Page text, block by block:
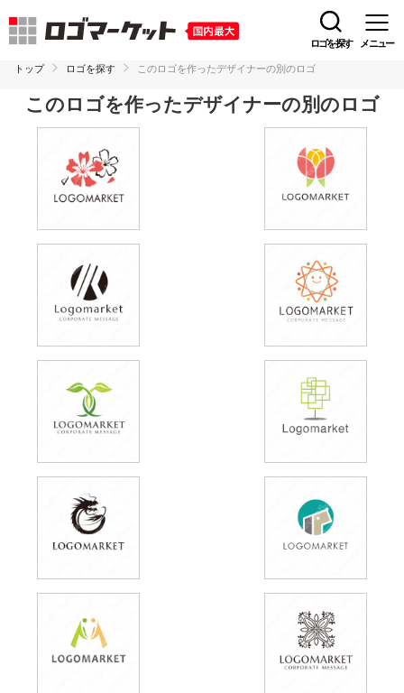
ロゴを探す メニュー
トップ ロゴを探す このロゴを作ったデザイナーの別のロゴ
このロゴを作ったデザイナーの別のロゴ